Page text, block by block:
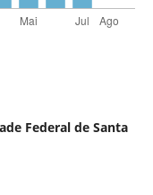
Federal de Santa